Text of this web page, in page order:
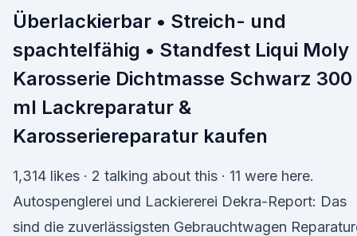
Überlackierbar • Streich- und
spachtelfähig • Standfest Liqui Moly
Karosserie Dichtmasse Schwarz 300
ml Lackreparatur &
Karosseriereparatur kaufen
1,314 likes · 2 talking about this · 11 were here.
Autospenglerei und Lackiererei Dekra-Report: Das
sind die zuverlässigsten Gebrauchtwagen